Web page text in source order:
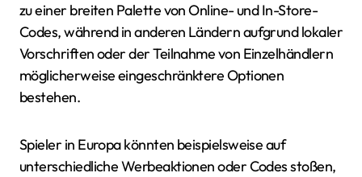
zu einer breiten Palette von Online- und In-Store-
Codes, während in anderen Ländern aufgrund lokaler
Vorschriften oder der Teilnahme von Einzelhändlern
möglicherweise eingeschränktere Optionen
bestehen.
Spieler in Europa könnten beispielsweise auf
unterschiedliche Werbeaktionen oder Codes stoßen,